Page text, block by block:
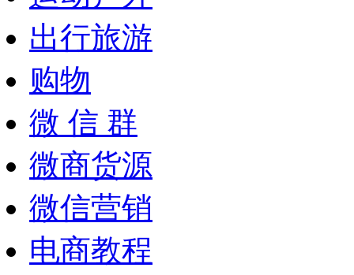
出行旅游
购物
微 信 群
微商货源
微信营销
电商教程